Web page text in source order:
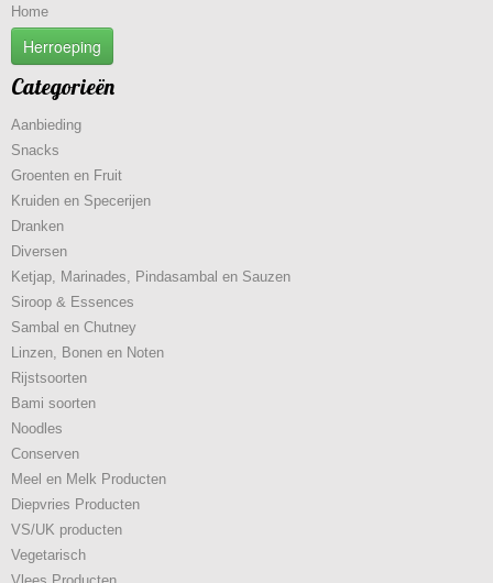
Home
Herroeping
Categorieën
Aanbieding
Snacks
Groenten en Fruit
Kruiden en Specerijen
Dranken
Diversen
Ketjap, Marinades, Pindasambal en Sauzen
Siroop & Essences
Sambal en Chutney
Linzen, Bonen en Noten
Rijstsoorten
Bami soorten
Noodles
Conserven
Meel en Melk Producten
Diepvries Producten
VS/UK producten
Vegetarisch